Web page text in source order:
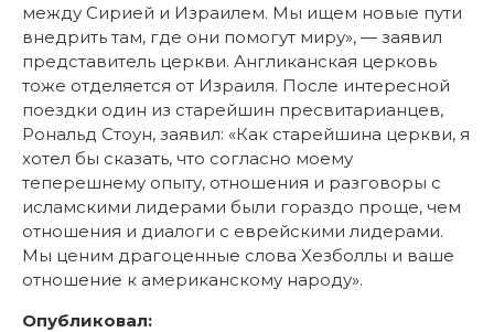
между Сирией и Израилем. Мы ищем новые пути
внедрить там, где они помогут миру», — заявил
представитель церкви. Англиканская церковь
тоже отделяется от Израиля. После интересной
поездки один из старейшин пресвитарианцев,
Рональд Стоун, заявил: «Как старейшина церкви, я
хотел бы сказать, что согласно моему
теперешнему опыту, отношения и разговоры с
исламскими лидерами были гораздо проще, чем
отношения и диалоги с еврейскими лидерами.
Мы ценим драгоценные слова Хезболлы и ваше
отношение к американскому народу».
Опубликовал: